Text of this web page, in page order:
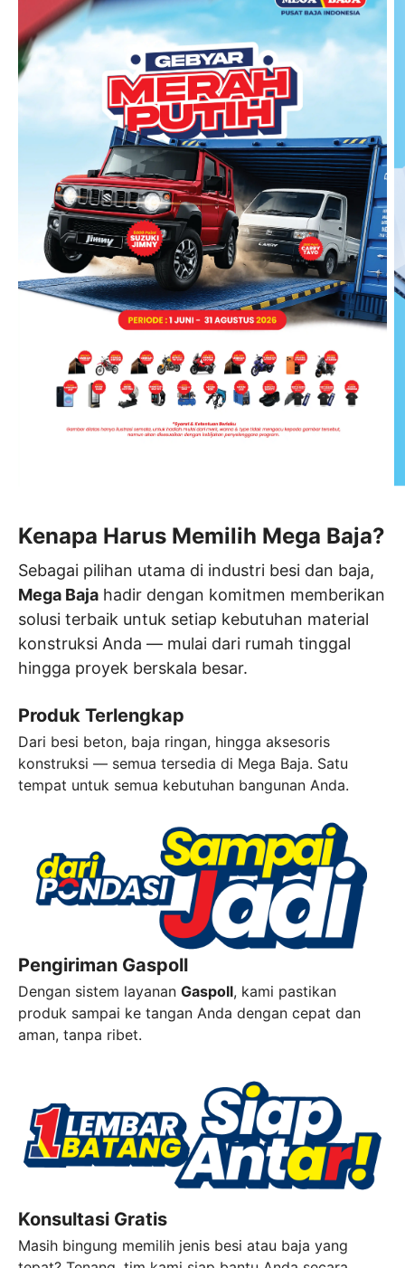
Kenapa Harus Memilih Mega Baja?
Sebagai pilihan utama di industri besi dan baja,
Mega Baja hadir dengan komitmen memberikan
solusi terbaik untuk setiap kebutuhan material
konstruksi Anda — mulai dari rumah tinggal
hingga proyek berskala besar.
Produk Terlengkap
Dari besi beton, baja ringan, hingga aksesoris
konstruksi — semua tersedia di Mega Baja. Satu
tempat untuk semua kebutuhan bangunan Anda.
Pengiriman Gaspoll
Dengan sistem layanan Gaspoll, kami pastikan
produk sampai ke tangan Anda dengan cepat dan
aman, tanpa ribet.
Konsultasi Gratis
Masih bingung memilih jenis besi atau baja yang